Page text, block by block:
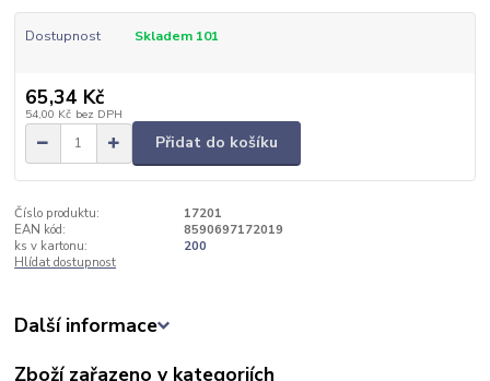
Dostupnost Skladem 101
65,34 Kč
54,00 Kč bez DPH
Přidat do košíku
Číslo produktu:
17201
EAN kód:
8590697172019
ks v kartonu:
200
Hlídat dostupnost
Další informace
Zboží zařazeno v kategoriích